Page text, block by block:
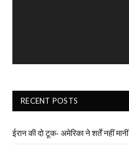
RECENT POSTS
ईरान की दो टूक- अमेरिका ने शर्तें नहीं